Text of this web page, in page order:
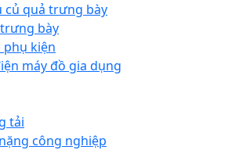
củ quả trưng bày
bày
phụ kiện
máy đồ gia dụng
tải
công nghiệp